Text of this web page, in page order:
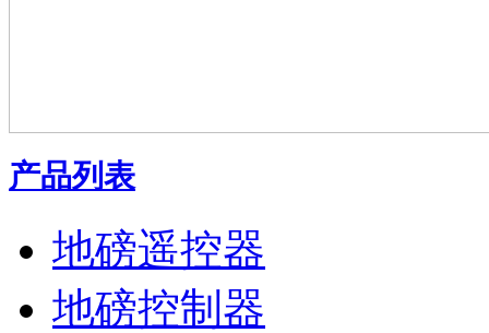
产品列表
地磅遥控器
地磅控制器